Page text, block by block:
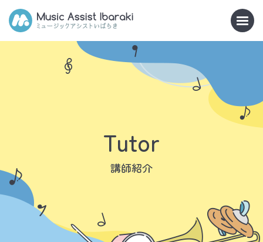
Tutor
講師紹介